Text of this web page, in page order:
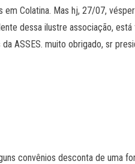
Colatina. Mas hj, 27/07,
dessa ilustre associação,
ASSES. muito obrigado, sr
convênios desconta de uma